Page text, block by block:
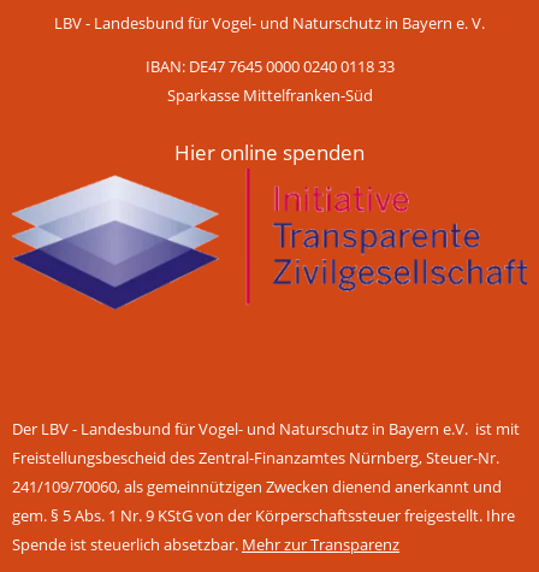
LBV - Landesbund für Vogel- und Naturschutz in Bayern e. V.
IBAN: DE47 7645 0000 0240 0118 33
Sparkasse Mittelfranken-Süd
Hier online spenden
Der LBV - Landesbund für Vogel- und Naturschutz in Bayern e.V. ist mit
Freistellungsbescheid des Zentral-Finanzamtes Nürnberg, Steuer-Nr.
241/109/70060, als gemeinnützigen Zwecken dienend anerkannt und
gem. § 5 Abs. 1 Nr. 9 KStG von der Körperschaftssteuer freigestellt. Ihre
Spende ist steuerlich absetzbar. Mehr zur Transparenz